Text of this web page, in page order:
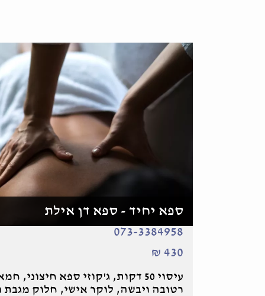
ספא יחיד - ספא דן אילת
073-3384958
430 ₪
עיסוי 50 דקות, ג'קוזי ספא
רטובה ויבשה, לוקר אישי, חלוק מגבת